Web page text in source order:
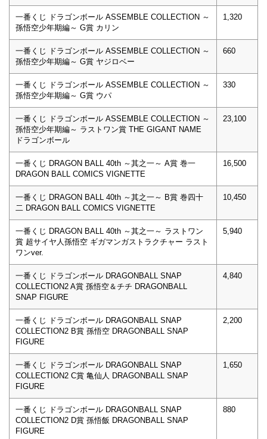
一番くじ ドラゴンボール ASSEMBLE COLLECTION ～
孫悟空少年期編～ G賞 カリン
1,320
一番くじ ドラゴンボール ASSEMBLE COLLECTION ～
孫悟空少年期編～ G賞 ヤジロベー
660
一番くじ ドラゴンボール ASSEMBLE COLLECTION ～
孫悟空少年期編～ G賞 ウパ
330
一番くじ ドラゴンボール ASSEMBLE COLLECTION ～
孫悟空少年期編～ ラストワン賞 THE GIGANT NAME
ドラゴンボール
23,100
一番くじ DRAGON BALL 40th ～其之一～ A賞 巻一
DRAGON BALL COMICS VIGNETTE
16,500
一番くじ DRAGON BALL 40th ～其之一～ B賞 巻四十
二 DRAGON BALL COMICS VIGNETTE
10,450
一番くじ DRAGON BALL 40th ～其之一～ ラストワン
賞 超サイヤ人孫悟空 ギガマンガストラクチャー ラスト
ワンver.
5,940
一番くじ ドラゴンボール DRAGONBALL SNAP
COLLECTION2 A賞 孫悟空＆チチ DRAGONBALL
SNAP FIGURE
4,840
一番くじ ドラゴンボール DRAGONBALL SNAP
COLLECTION2 B賞 孫悟空 DRAGONBALL SNAP
FIGURE
2,200
一番くじ ドラゴンボール DRAGONBALL SNAP
COLLECTION2 C賞 亀仙人 DRAGONBALL SNAP
FIGURE
1,650
一番くじ ドラゴンボール DRAGONBALL SNAP
COLLECTION2 D賞 孫悟飯 DRAGONBALL SNAP
FIGURE
880